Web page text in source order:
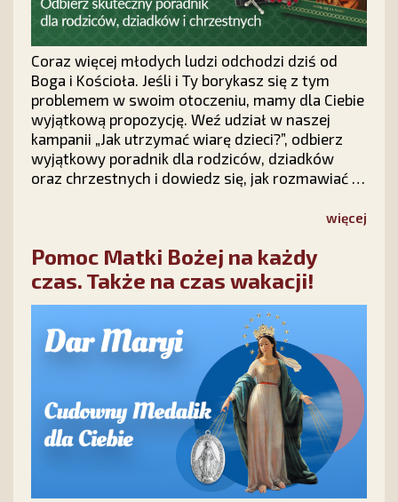
Coraz więcej młodych ludzi odchodzi dziś od
Boga i Kościoła. Jeśli i Ty borykasz się z tym
problemem w swoim otoczeniu, mamy dla Ciebie
wyjątkową propozycję. Weź udział w naszej
kampanii „Jak utrzymać wiarę dzieci?”, odbierz
wyjątkowy poradnik dla rodziców, dziadków
oraz chrzestnych i dowiedz się, jak rozmawiać z
nie tracić nadziei na ich powrót do Chrystusa.więcej
Pomoc Matki Bożej na każdy
czas. Także na czas wakacji!